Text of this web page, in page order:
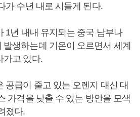
가 수년 내로 시들게 된다.
1년 내내 유지되는 중국 남부나
생하는데 기온이 오르면서 세계
가고 있다.
공급이 줄고 있는 오렌지 대신 대
가격을 낮출 수 있는 방안을 모색
졌다.